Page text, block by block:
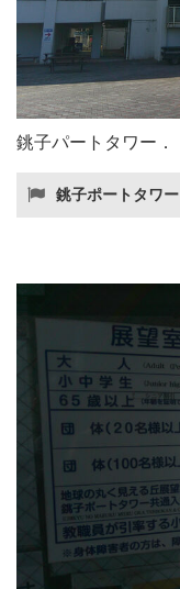
銚子パートタワー．
銚子ポートタワー